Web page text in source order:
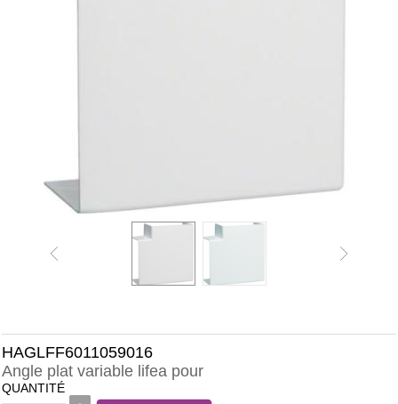
HAGLFF6011059016
Angle plat variable lifea pour
QUANTITÉ